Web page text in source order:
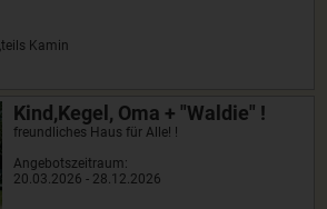
Kamin
Kind,Kegel, Oma + "Waldie" !
freundliches Haus für Alle! !
Angebotszeitraum:
20.03.2026 - 28.12.2026